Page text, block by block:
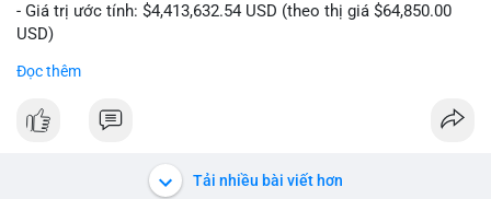
- Giá trị ước tính: $4,413,632.54 USD (theo thị giá $64,850.00
USD)
luân chuyển trong một giao dịch duy nhất cho thấy dấu hiệu
mức giá dao động quanh vùng $64,850, hành vi này có thể là
bước chuẩn bị cho một lệnh bán lớn trên sàn tập trung, tạo áp
Đọc thêm
Tải nhiều bài viết hơn